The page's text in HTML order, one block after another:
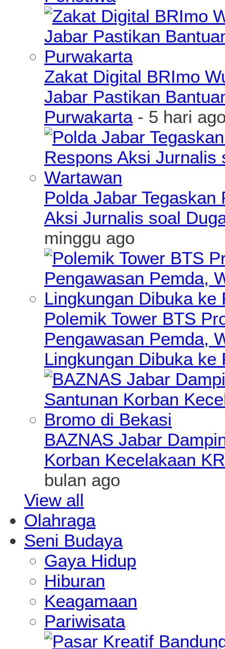
Zakat Digital BRImo
Jabar Pastikan
Purwakarta- 5 hari
Polda Jabar
Aksi Jurnalis soal
minggu ago
Polemik Tower BTS
Pengawasan Pemda,
Lingkungan Dibuka ke
BAZNAS Jabar
Korban Kecelakaan
bulan ago
View all
Olahraga
Seni Budaya
Gaya Hidup
Hiburan
Keagamaan
Pariwisata